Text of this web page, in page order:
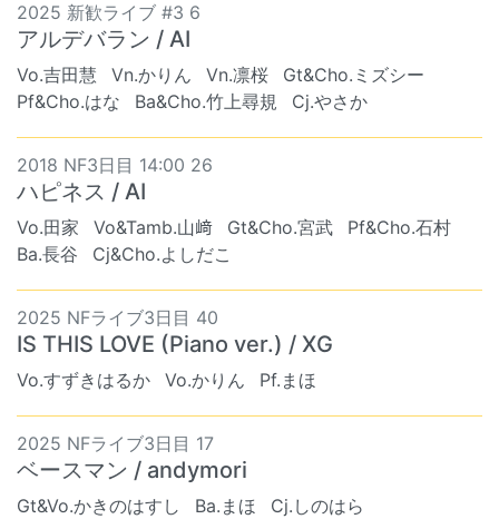
2025 新歓ライブ #3 6
アルデバラン / AI
Vo.吉田慧 Vn.かりん Vn.凛桜
Gt&Cho.ミズシー
Pf&Cho.はな
Ba&Cho.竹上尋規 Cj.やさか
2018 NF3日目 14:00 26
ハピネス / AI
Vo.田家 Vo&Tamb.山﨑 Gt&Cho.宮武
Pf&Cho.石村
Ba.長谷
Cj&Cho.よしだこ
2025 NFライブ3日目 40
IS THIS LOVE (Piano ver.) / XG
Vo.すずきはるか Vo.かりん Pf.まほ
2025 NFライブ3日目 17
ベースマン / andymori
Gt&Vo.かきのはすし Ba.まほ Cj.しのはら